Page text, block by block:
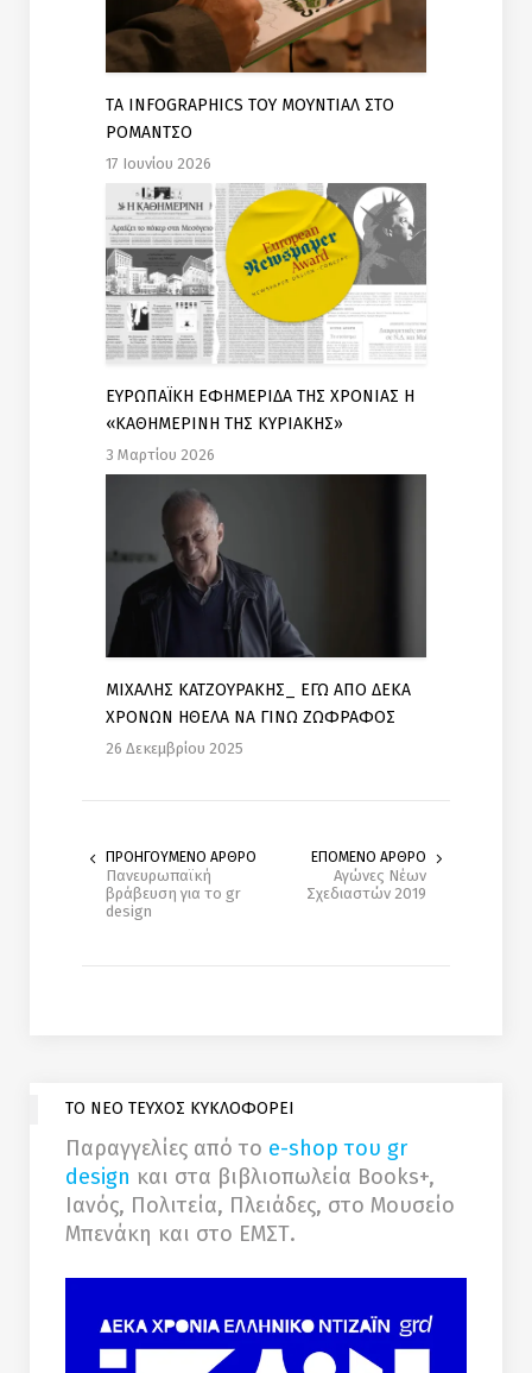
TΑ INFOGRAPHICS ΤΟΥ ΜΟΥΝΤΙΑΛ ΣΤΟ
ΡΟΜΑΝΤΣΟ
17 Ιουνίου 2026
ΕΥΡΩΠΑΪΚΗ ΕΦΗΜΕΡΙΔΑ ΤΗΣ ΧΡΟΝΙΑΣ Η
«ΚΑΘΗΜΕΡΙΝΗ ΤΗΣ ΚΥΡΙΑΚΗΣ»
3 Μαρτίου 2026
ΜΙΧΑΛΗΣ ΚΑΤΖΟΥΡΑΚΗΣ_ ΕΓΩ ΑΠΟ ΔΕΚΑ
ΧΡΟΝΩΝ ΗΘΕΛΑ ΝΑ ΓΙΝΩ ΖΩΦΡΑΦΟΣ
26 Δεκεμβρίου 2025
ΠΡΟΗΓΟΥΜΕΝΟ ΑΡΘΡΟ
Πανευρωπαϊκή
βράβευση για το gr
design
ΕΠΟΜΕΝΟ ΑΡΘΡΟ
Αγώνες Νέων
Σχεδιαστών 2019
ΤΟ ΝΕΟ ΤΕΥΧΟΣ ΚΥΚΛΟΦΟΡΕΙ
Παραγγελίες από το e-shop του gr
design και στα βιβλιοπωλεία Books+,
Ιανός, Πολιτεία, Πλειάδες, στο Μουσείο
Μπενάκη και στο ΕΜΣΤ.